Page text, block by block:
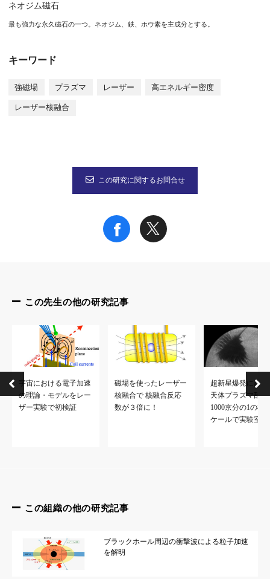
また、宇宙プラズマにおいて、磁場とプラズマの相互作用は重
タイトル："Magnetohyrodynamics of laser-produced high-
2.ボルドー大学高強度レーザー応用研究センター（CELIA）、フ
本研究の一部は、大阪大学レーザー科学研究所の共同利用・共
ネオジム磁石
最も強力な永久磁石の一つ。ネオジム、鉄、ホウ素を主成分とする。
キーワード
強磁場 プラズマ レーザー 高エネルギー密度
レーザー核融合
この研究に関するお問合せ
この先生の他の研究記事
宇宙における電子加速
の理論・モデルをレー
ザー実験で初検証
磁場を使ったレーザー
核融合で 核融合反応
数が３倍に！
超新星爆発に起因
天体プラズマ乱流
1000京分の1の極
ケールで実験室に
この組織の他の研究記事
ブラックホール周辺の衝撃波による粒子加速
を解明